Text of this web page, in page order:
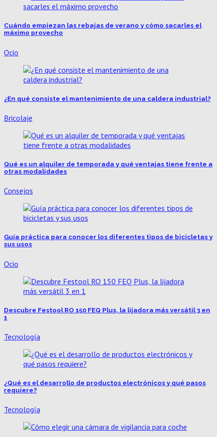
Cuándo empiezan las rebajas de verano y cómo sacarles el
máximo provecho
Ocio
¿En qué consiste el mantenimiento de una caldera industrial?
Bricolaje
Qué es un alquiler de temporada y qué ventajas tiene frente a
otras modalidades
Consejos
Guía práctica para conocer los diferentes tipos de bicicletas y
sus usos
Ocio
Descubre Festool RO 150 FEQ Plus, la lijadora más versátil 3 en
1
Tecnología
¿Qué es el desarrollo de productos electrónicos y qué pasos
requiere?
Tecnología